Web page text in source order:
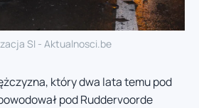
SI - Aktualnosci.be
który dwa lata temu pod
pod Ruddervoorde